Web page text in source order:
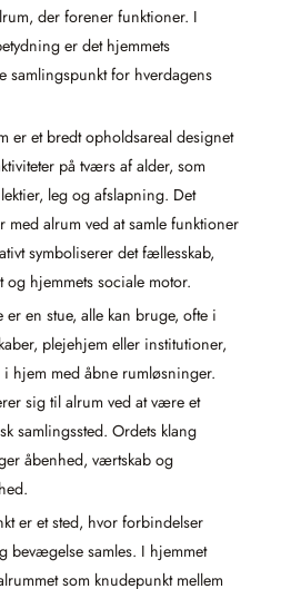
der forener funktioner. I
er det hjemmets
samlingspunkt for hverdagens
er et bredt opholdsareal designet
på tværs af alder, som
leg og afslapning. Det
med alrum ved at samle funktioner
symboliserer det fællesskab,
og hjemmets sociale motor.
er en stue, alle kan bruge, ofte i
plejehjem eller institutioner,
i hjem med åbne rumløsninger.
sig til alrum ved at være et
samlingssted. Ordets klang
åbenhed, værtskab og
er et sted, hvor forbindelser
bevægelse samles. I hjemmet
som knudepunkt mellem